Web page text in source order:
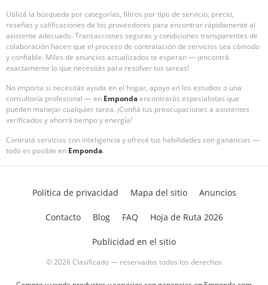
Utilizá la búsqueda por categorías, filtros por tipo de servicio, precio,
reseñas y calificaciones de los proveedores para encontrar rápidamente al
asistente adecuado. Transacciones seguras y condiciones transparentes de
colaboración hacen que el proceso de contratación de servicios sea cómodo
y confiable. Miles de anuncios actualizados te esperan — ¡encontrá
exactamente lo que necesitás para resolver tus tareas!
No importa si necesitás ayuda en el hogar, apoyo en los estudios o una
consultoría profesional — en Empondaencontrarás especialistas que
pueden manejar cualquier tarea. ¡Confiá tus preocupaciones a asistentes
verificados y ahorrá tiempo y energía!
Contratá servicios con inteligencia y ofrecé tus habilidades con ganancias —
todo es posible en Emponda.
© 2026 Clasificado — reservados todos los derechos
Política de privacidad Mapa del sitio Anuncios
Contacto Blog FAQ Hoja de Ruta 2026
Publicidad en el sitio